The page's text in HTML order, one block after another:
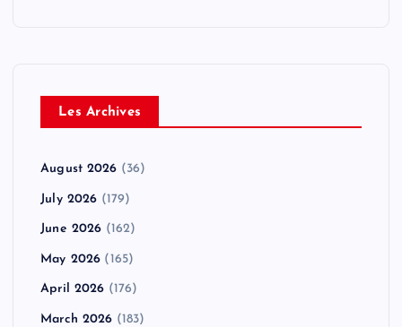
Les Archives
August 2026 (36)
July 2026 (179)
June 2026 (162)
May 2026 (165)
April 2026 (176)
March 2026 (183)